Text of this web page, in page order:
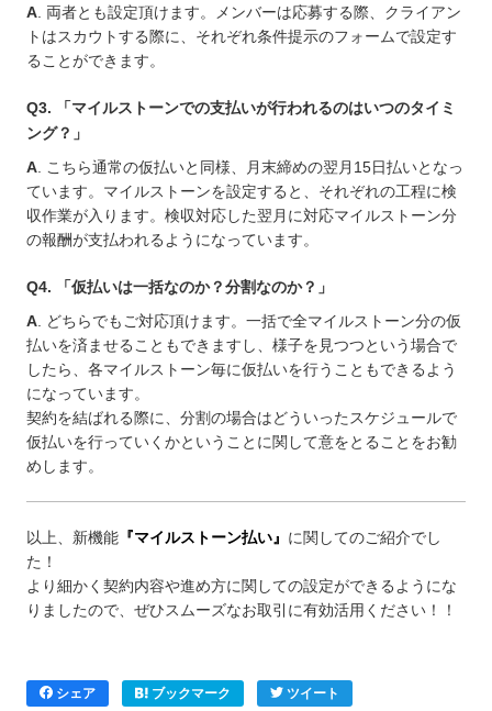
A . 両者とも設定頂けます。メンバーは応募する際、クライアン
トはスカウトする際に、それぞれ条件提示のフォームで設定す
ることができます。
Q3. 「マイルストーンでの支払いが行われるのはいつのタイミ
ング？」
A . こちら通常の仮払いと同様、月末締めの翌月15日払いとなっ
ています。マイルストーンを設定すると、それぞれの工程に検
収作業が入ります。検収対応した翌月に対応マイルストーン分
の報酬が支払われるようになっています。
Q4. 「仮払いは一括なのか？分割なのか？」
A . どちらでもご対応頂けます。一括で全マイルストーン分の仮
払いを済ませることもできますし、様子を見つつという場合で
したら、各マイルストーン毎に仮払いを行うこともできるよう
になっています。
契約を結ばれる際に、分割の場合はどういったスケジュールで
仮払いを行っていくかということに関して意をとることをお勧
めします。
以上、新機能 『マイルストーン払い』 に関してのご紹介でし
た！
より細かく契約内容や進め方に関しての設定ができるようにな
りましたので、ぜひスムーズなお取引に有効活用ください！！
シェア ブックマーク ツイート